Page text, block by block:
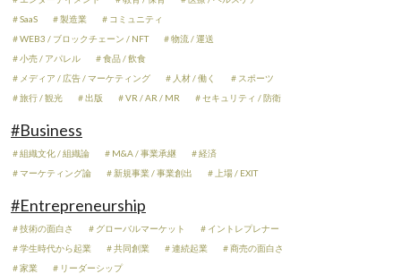
＃SaaS
＃製造業
＃コミュニティ
＃WEB3 / ブロックチェーン / NFT
＃物流 / 運送
＃小売 / アパレル
＃食品 / 飲食
＃メディア / 広告 / マーケティング
＃人材 / 働く
＃スポーツ
＃旅行 / 観光
＃出版 ＃VR / AR / MR ＃セキュリティ / 防衛
#Business
＃組織文化 / 組織論 ＃M&A / 事業承継
＃経済
＃マーケティング論
＃新規事業 / 事業創出 ＃上場 / EXIT
#Entrepreneurship
＃技術の面白さ ＃グローバルマーケット
＃イントレプレナー
＃学生時代から起業
＃共同創業 ＃連続起業
＃商売の面白さ
＃家業
＃リーダーシップ